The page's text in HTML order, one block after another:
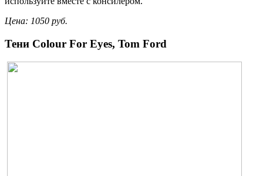
Цена: 1050 руб.
Тени Colour For Eyes, Tom Ford